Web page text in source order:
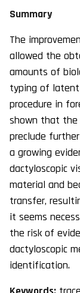
Summary
The
allowed the
amounts of
typing of latent
procedure in
shown that
preclude
a growing
dactyloscopic
material and
transfer,
it seems
the risk of
dactyloscopic
identification.